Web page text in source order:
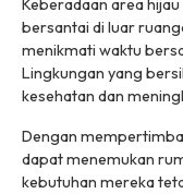
Keberadaan area
bersantai di luar
menikmati waktu
Lingkungan yang
kesehatan dan
Dengan
dapat menemukan
kebutuhan mereka